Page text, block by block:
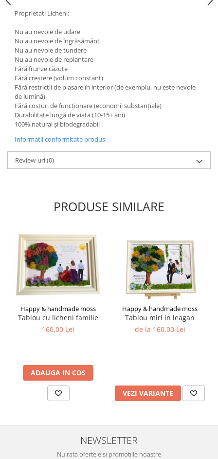
Proprietati Licheni:
Nu au nevoie de udare
Nu au nevoie de îngrășământ
Nu au nevoie de tundere
Nu au nevoie de replantare
Fără frunze căzute
Fără creștere (volum constant)
Fără restricții de plasare în interior (de exemplu, nu este nevoie
de lumină)
Fără costuri de funcționare (economii substanțiale)
Durabilitate lungă de viata (10-15+ ani)
100% natural și biodegradabil
Informatii conformitate produs
Review-uri(0)
PRODUSE SIMILARE
Happy & handmade moss
Tablou cu licheni familie
160,00 Lei
ADAUGA IN COS
Happy & handmade moss
Tablou miri in leagan
de la 160,00 Lei
VEZI VARIANTE
NEWSLETTER
Nu rata ofertele si promotiile noastre